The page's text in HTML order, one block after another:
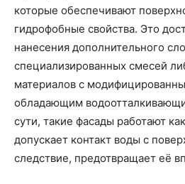
которые обеспечивают
гидрофобные свойства. Это
нанесения дополнительного
специализированных смесей
материалов с
обладающим
сути, такие фасады работают
допускает контакт воды с
следствие, предотвращает её